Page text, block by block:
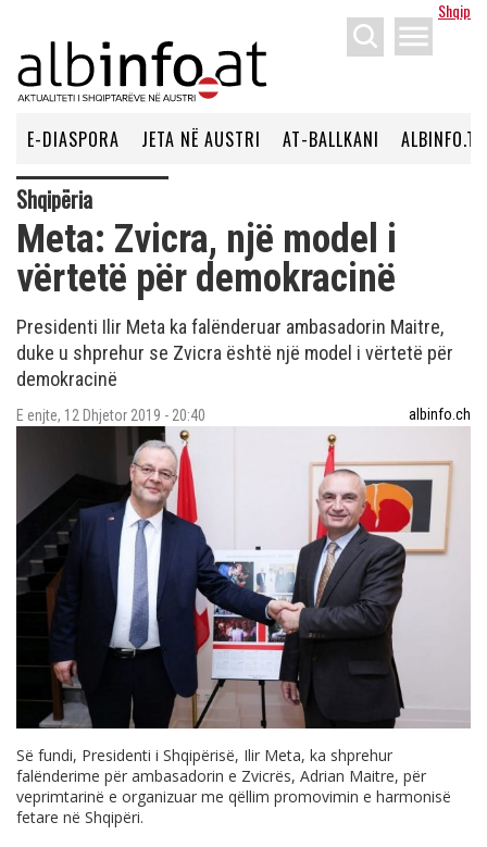
Shqip
menu
E-DIASPORA JETA NË AUSTRI AT-BALLKANI ALBINFO.TV
Shqipëria
Meta: Zvicra, një model i
vërtetë për demokracinë
Presidenti Ilir Meta ka falënderuar ambasadorin Maitre,
duke u shprehur se Zvicra është një model i vërtetë për
demokracinë
E enjte, 12 Dhjetor 2019 - 20:40 albinfo.ch
Së fundi, Presidenti i Shqipërisë, Ilir Meta, ka shprehur
falënderime për ambasadorin e Zvicrës, Adrian Maitre, për
veprimtarinë e organizuar me qëllim promovimin e harmonisë
fetare në Shqipëri.